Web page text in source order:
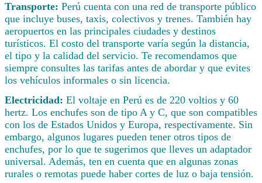
Transporte: Perú cuenta con una red de transporte público
que incluye buses, taxis, colectivos y trenes. También hay
aeropuertos en las principales ciudades y destinos
turísticos. El costo del transporte varía según la distancia,
el tipo y la calidad del servicio. Te recomendamos que
siempre consultes las tarifas antes de abordar y que evites
los vehículos informales o sin licencia.
Electricidad: El voltaje en Perú es de 220 voltios y 60
hertz. Los enchufes son de tipo A y C, que son compatibles
con los de Estados Unidos y Europa, respectivamente. Sin
embargo, algunos lugares pueden tener otros tipos de
enchufes, por lo que te sugerimos que lleves un adaptador
universal. Además, ten en cuenta que en algunas zonas
rurales o remotas puede haber cortes de luz o baja tensión.